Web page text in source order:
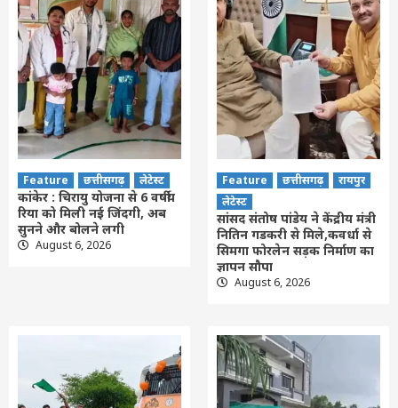
Feature छत्तीसगढ़ लेटेस्ट
कांकेर : चिरायु योजना से 6 वर्षीय
रिया को मिली नई जिंदगी, अब
सुनने और बोलने लगी
August 6, 2026
Feature छत्तीसगढ़
रायपुर
लेटेस्ट
सांसद संतोष पांडेय ने केंद्रीय मंत्री
नितिन गडकरी से मिले,कवर्धा से
सिमगा फोरलेन सड़क निर्माण का
ज्ञापन सौपा
August 6, 2026